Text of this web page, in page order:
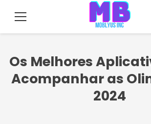
paraMenu
Os Melhores
Acompanhar as
2024